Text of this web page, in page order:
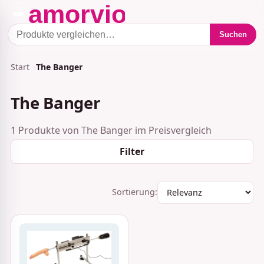
Suchen
Start The Banger
The Banger
1 Produkte von The Banger im Preisvergleich
Filter
Sortierung: